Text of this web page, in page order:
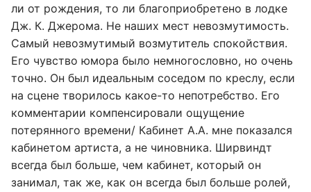
ли от рождения, то ли благоприобретено в лодке
Дж. К. Джерома. Не наших мест невозмутимость.
Самый невозмутимый возмутитель спокойствия.
Его чувство юмора было немногословно, но очень
точно. Он был идеальным соседом по креслу, если
на сцене творилось какое-то непотребство. Его
комментарии компенсировали ощущение
потерянного времени/ Кабинет А.А. мне показался
кабинетом артиста, а не чиновника. Ширвиндт
всегда был больше, чем кабинет, который он
занимал, так же, как он всегда был больше ролей,